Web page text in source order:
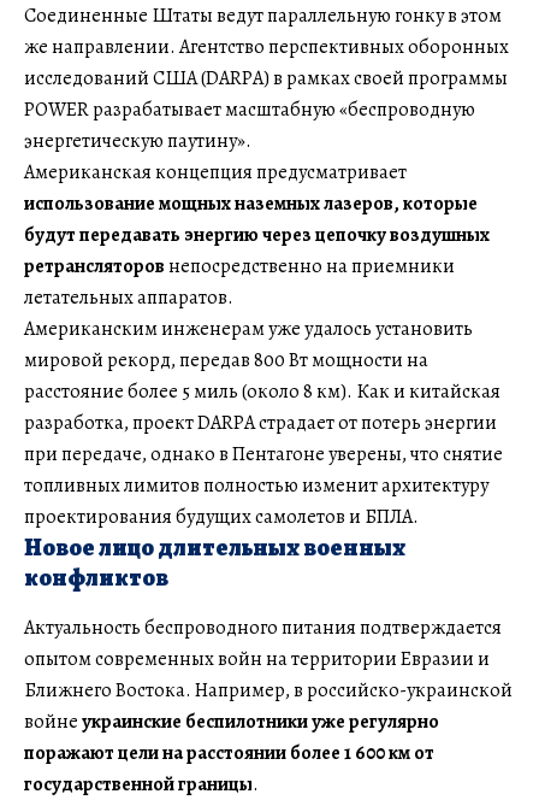
Соединенные Штаты ведут параллельную гонку в этом
же направлении. Агентство перспективных оборонных
исследований США (DARPA) в рамках своей программы
POWER разрабатывает масштабную «беспроводную
энергетическую паутину».
Американская концепция предусматривает
использование мощных наземных лазеров, которые
будут передавать энергию через цепочку воздушных
ретрансляторовнепосредственно на приемники
летательных аппаратов.
Американским инженерам уже удалось установить
мировой рекорд, передав 800 Вт мощности на
расстояние более 5 миль (около 8 км). Как и китайская
разработка, проект DARPA страдает от потерь энергии
при передаче, однако в Пентагоне уверены, что снятие
топливных лимитов полностью изменит архитектуру
проектирования будущих самолетов и БПЛА.
Новое лицо длительных военных
конфликтов
Актуальность беспроводного питания подтверждается
опытом современных войн на территории Евразии и
Ближнего Востока. Например, в российско-украинской
войнеукраинские беспилотники уже регулярно
поражают цели на расстоянии более 1 600 км от
государственной границы.